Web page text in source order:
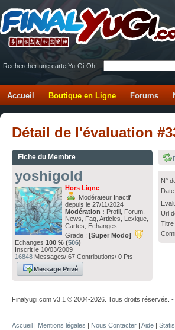
Rechercher une carte Yu-Gi-Oh! :
Accueil Boutique en Ligne Forums
Détail de l'évaluation
Fiche du Membre
yoshigold
Hors Ligne
Modérateur Inactif
depuis le 27/11/2024
Modération : Profil, Forum,
News, Faq, Articles, Lexique,
Cartes, Echanges
Grade : [Super Modo]
Echanges 100 % (506)
Inscrit le 10/03/2009
16848 Messages/ 67 Contributions/ 0 Pts
Message Privé
N°
Url
Finalyugi.com v3.1 © 2004-2026. Tous droits réservés.
Accueil | Mentions légales | Nous Contacter | Aide |